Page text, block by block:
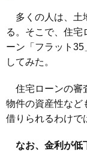
多くの人は、土
る。そこで、住宅
ーン「フラット
してみた。
住宅ローンの審
物件の資産性など
借りられるわけで
なお、金利が低